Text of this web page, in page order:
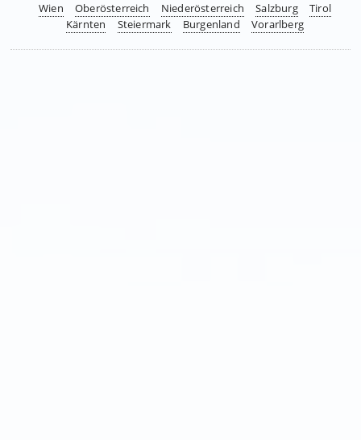
Wien Oberösterreich Niederösterreich Salzburg
Tirol
Kärnten
Steiermark Burgenland Vorarlberg